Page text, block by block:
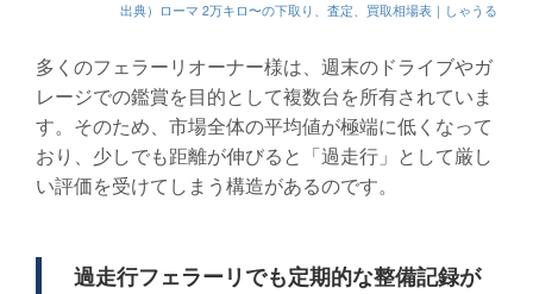
出典）ローマ 2万キロ〜の下取り、査定、買取相場表｜しゃうる
多くのフェラーリオーナー様は、週末のドライブやガ
レージでの鑑賞を目的として複数台を所有されていま
す。そのため、市場全体の平均値が極端に低くなって
おり、少しでも距離が伸びると「過走行」として厳し
い評価を受けてしまう構造があるのです。
過走行フェラーリでも定期的な整備記録が